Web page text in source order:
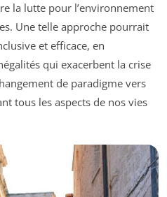
la lutte pour l’environnement
Une telle approche pourrait
et efficace, en
qui exacerbent la crise
de paradigme vers
tous les aspects de nos vies